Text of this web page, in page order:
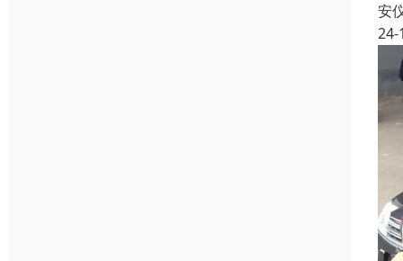
安
24-